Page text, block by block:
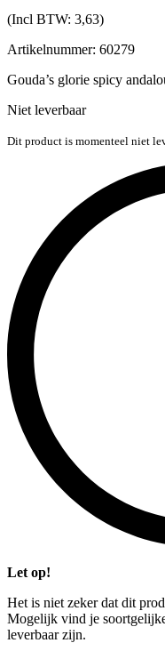
(Incl BTW: 3,63)
Artikelnummer: 60279
Gouda’s glorie spicy
Niet leverbaar
Dit product is momenteel niet
Let op!
Het is niet zeker dat dit
Mogelijk vind je
leverbaar zijn.